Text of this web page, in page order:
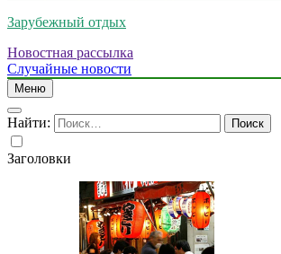
Зарубежный отдых
Новостная рассылка
Случайные новости
Меню
Найти:
Заголовки